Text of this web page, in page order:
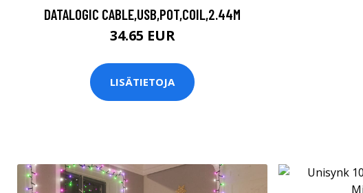
DATALOGIC CABLE,USB,POT,COIL,2.44M
34.65 EUR
LISÄTIETOJA